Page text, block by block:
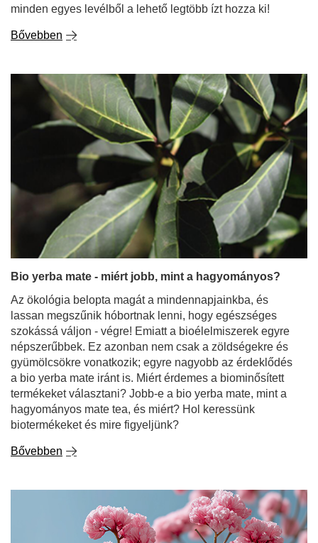
minden egyes levélből a lehető legtöbb ízt hozza ki!
Bővebben
Bio yerba mate - miért jobb, mint a hagyományos?
Az ökológia belopta magát a mindennapjainkba, és
lassan megszűnik hóbortnak lenni, hogy egészséges
szokássá váljon - végre! Emiatt a bioélelmiszerek egyre
népszerűbbek. Ez azonban nem csak a zöldségekre és
gyümölcsökre vonatkozik; egyre nagyobb az érdeklődés
a bio yerba mate iránt is. Miért érdemes a biominősített
termékeket választani? Jobb-e a bio yerba mate, mint a
hagyományos mate tea, és miért? Hol keressünk
biotermékeket és mire figyeljünk?
Bővebben